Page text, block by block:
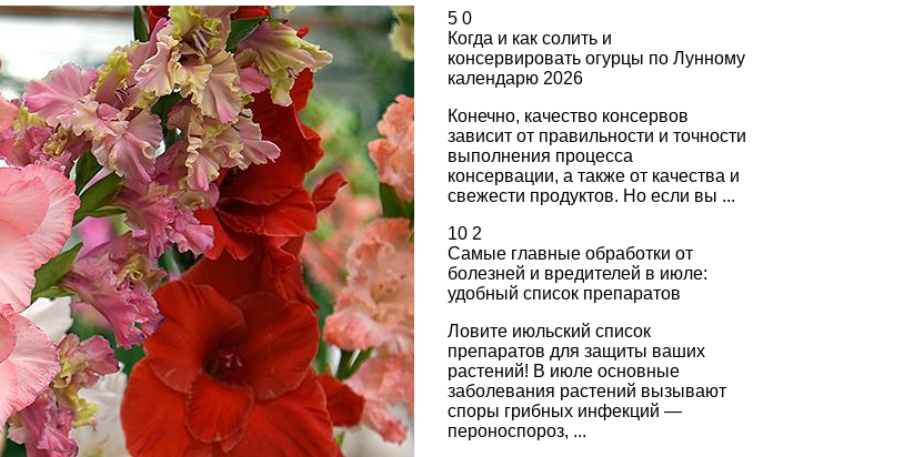
5 0
Когда и как солить и
консервировать огурцы по Лунному
календарю 2026
Конечно, качество консервов
зависит от правильности и точности
выполнения процесса
консервации, а также от качества и
свежести продуктов. Но если вы ...
10 2
Самые главные обработки от
болезней и вредителей в июле:
удобный список препаратов
Ловите июльский список
препаратов для защиты ваших
растений! В июле основные
заболевания растений вызывают
споры грибных инфекций —
пероноспороз, ...